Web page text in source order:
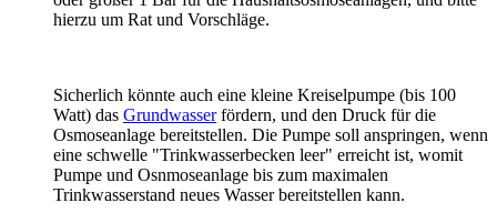
hierzu um Rat und Vorschläge.
Sicherlich könnte auch eine kleine Kreiselpumpe (bis 100
Watt) das Grundwasserfördern, und den Druck für die
Osmoseanlage bereitstellen. Die Pumpe soll anspringen, wenn
eine schwelle "Trinkwasserbecken leer" erreicht ist, womit
Pumpe und Osnmoseanlage bis zum maximalen
Trinkwasserstand neues Wasser bereitstellen kann.